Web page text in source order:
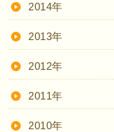
2014年
2013年
2012年
2011年
2010年